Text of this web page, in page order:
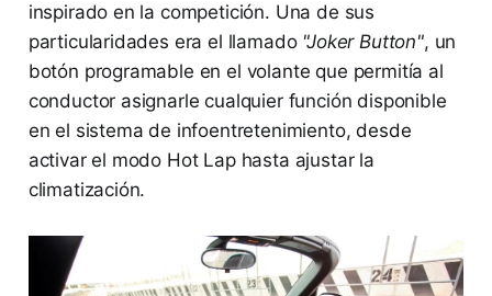
inspirado en la competición. Una de sus
particularidades era el llamado "Joker Button", un
botón programable en el volante que permitía al
conductor asignarle cualquier función disponible
en el sistema de infoentretenimiento, desde
activar el modo Hot Lap hasta ajustar la
climatización.